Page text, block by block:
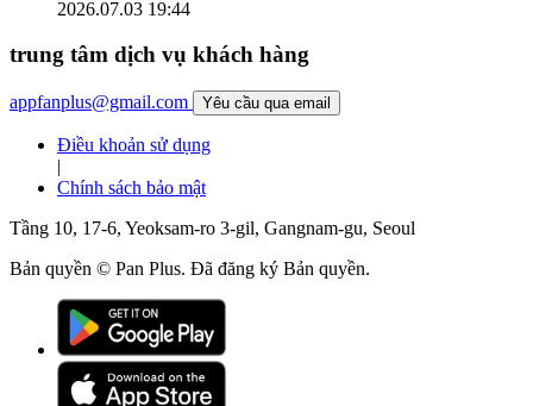
2026.07.03 19:44
trung tâm dịch vụ khách hàng
appfanplus@gmail.com Yêu cầu qua email
Điều khoản sử dụng
|
Chính sách bảo mật
Tầng 10, 17-6, Yeoksam-ro 3-gil, Gangnam-gu, Seoul
Bản quyền © Pan Plus. Đã đăng ký Bản quyền.